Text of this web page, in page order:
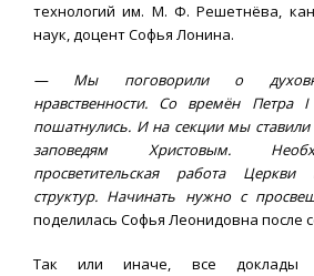
технологий им. М. Ф. Решетнёва,
наук, доцент Софья Лонинa.
— Мы поговорили о
нравственности. Со времён Петра
пошатнулись. И на секции мы ставили
заповедям Христовым.
просветительская работа Церкви
структур. Начинать нужно с
поделилась Софья Леонидовна после
Так или иначе, все доклады